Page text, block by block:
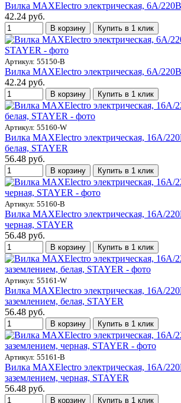
Вилка MAXElectro электрическая, 6А/
42.24 руб.
В корзину Купить в 1 клик
Артикул: 55150-B
Вилка MAXElectro электрическая, 6А/
42.24 руб.
В корзину Купить в 1 клик
Артикул: 55160-W
Вилка MAXElectro электрическая, 16А/
белая, STAYER
56.48 руб.
В корзину Купить в 1 клик
Артикул: 55160-B
Вилка MAXElectro электрическая, 16А/
черная, STAYER
56.48 руб.
В корзину Купить в 1 клик
Артикул: 55161-W
Вилка MAXElectro электрическая, 16А/
заземлением, белая, STAYER
56.48 руб.
В корзину Купить в 1 клик
Артикул: 55161-B
Вилка MAXElectro электрическая, 16А/
заземлением, черная, STAYER
56.48 руб.
В корзину Купить в 1 клик